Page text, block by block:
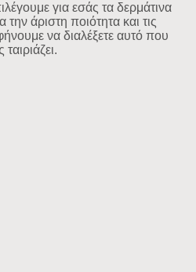
για εσάς τα δερμάτινα
άριστη ποιότητα και τις
να διαλέξετε αυτό που
ταιριάζει.